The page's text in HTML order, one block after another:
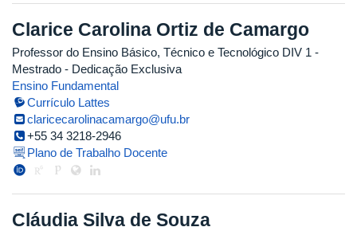
Clarice Carolina Ortiz de Camargo
Professor do Ensino Básico, Técnico e Tecnológico DIV 1 -
Mestrado - Dedicação Exclusiva
Ensino Fundamental
Currículo Lattes
claricecarolinacamargo@ufu.br
+55 34 3218-2946
Plano de Trabalho Docente
Cláudia Silva de Souza